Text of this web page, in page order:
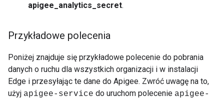
apigee_analytics_secret.
Przykładowe polecenia
Poniżej znajduje się przykładowe polecenie do pobrania
danych o ruchu dla wszystkich organizacji i w instalacji
Edge i przesyłając te dane do Apigee. Zwróć uwagę na to,
użyj apigee-service do uruchom polecenie apigee-